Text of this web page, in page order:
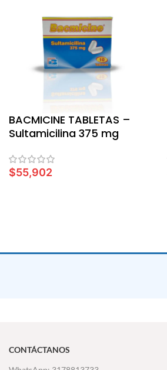
BACMICINE TABLETAS –
Sultamicilina 375 mg
$55,902
CONTÁCTANOS